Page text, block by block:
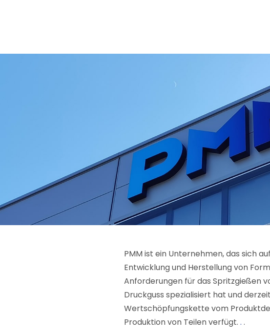
PMM ist ein Unternehmen, das sich
Entwicklung und Herstellung von
Anforderungen für das Spritzgießen
Druckguss spezialisiert hat und
Wertschöpfungskette vom
Produktion von Teilen verfügt. . .